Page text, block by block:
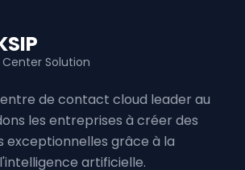
Solution
de contact cloud leader au
les entreprises à créer des
exceptionnelles grâce à la
artificielle.